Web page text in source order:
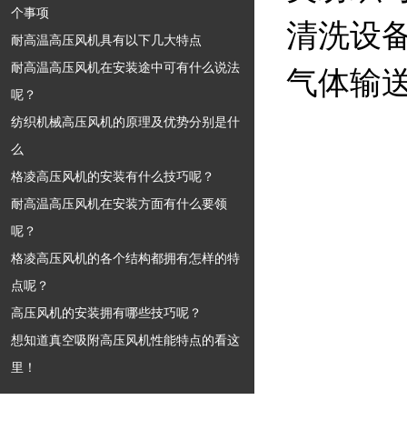
个事项
耐高温高压风机具有以下几大特点
耐高温高压风机在安装途中可有什么说法
呢？
纺织机械高压风机的原理及优势分别是什
么
格凌高压风机的安装有什么技巧呢？
耐高温高压风机在安装方面有什么要领
呢？
格凌高压风机的各个结构都拥有怎样的特
点呢？
高压风机的安装拥有哪些技巧呢？
想知道真空吸附高压风机性能特点的看这
里！
清洗设
气体输